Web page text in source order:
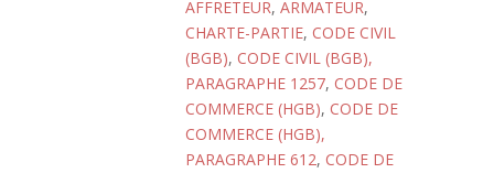
AFFRETEUR, ARMATEUR,
CHARTE-PARTIE, CODE CIVIL
(BGB), CODE CIVIL (BGB),
PARAGRAPHE 1257, CODE DE
COMMERCE (HGB), CODE DE
COMMERCE (HGB),
PARAGRAPHE 612, CODE DE